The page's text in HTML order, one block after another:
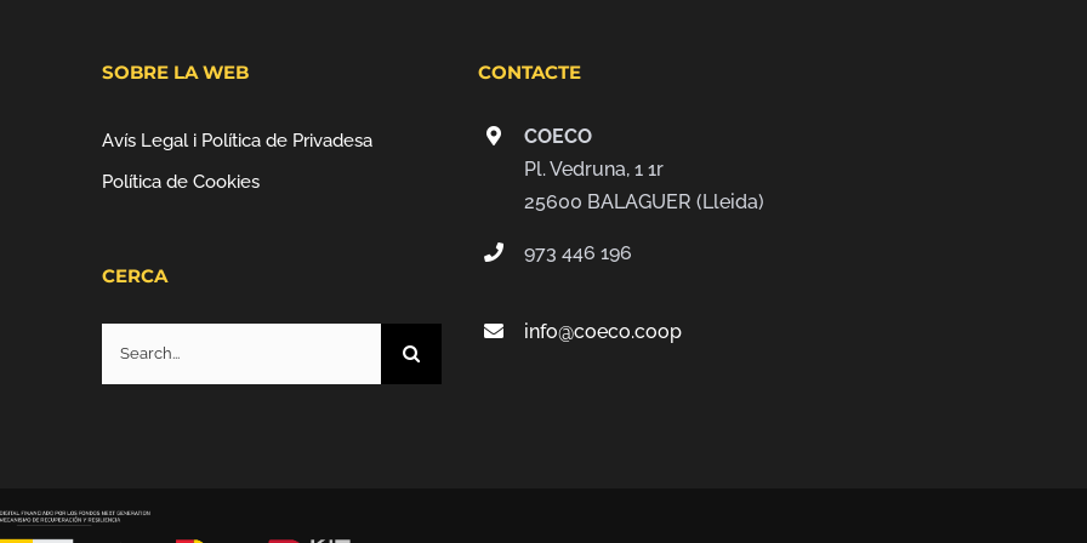
SOBRE LA WEB
Avís Legal i Política de Privadesa
Política de Cookies
CERCA
Search
for:
CONTACTE
COECO
Pl. Vedruna, 1 1r
25600 BALAGUER (Lleida)
973 446 196
info@coeco.coop